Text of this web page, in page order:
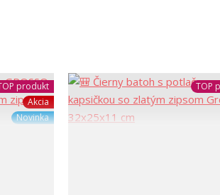
produkt
Akcia
Novinka
TOP